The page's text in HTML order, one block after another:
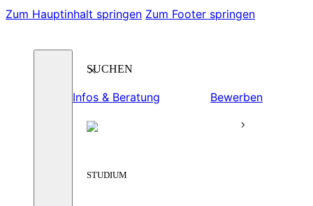
Zum Hauptinhalt springen Zum Footer springen
Suchen
Infos & Beratung
Bewerben
STUDIUM